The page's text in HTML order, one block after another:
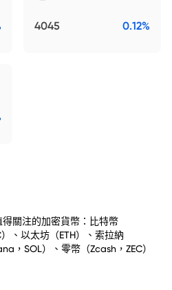
4045 0.12%
得關注的加密貨幣：比特幣
）、以太坊（ETH）、索拉納
，SOL）、零幣（Zcash，ZEC）